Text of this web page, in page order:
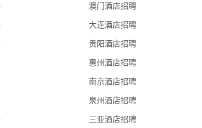
澳门酒店招聘
大连酒店招聘
贵阳酒店招聘
惠州酒店招聘
南京酒店招聘
泉州酒店招聘
三亚酒店招聘